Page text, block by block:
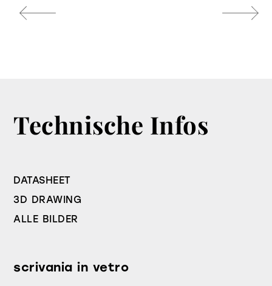
Technische Infos
DATASHEET
3D DRAWING
ALLE BILDER
scrivania in vetro